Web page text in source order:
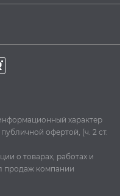
характер
офертой, (ч. 2 ст.
о товарах, работах и
продаж компании